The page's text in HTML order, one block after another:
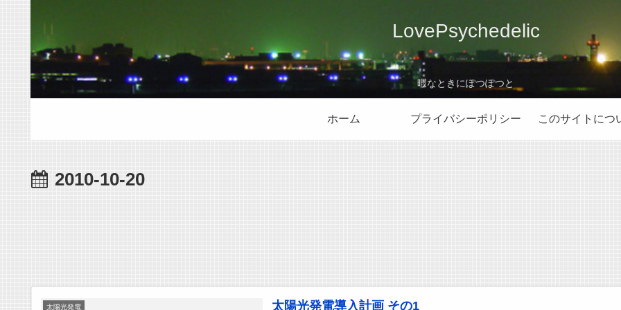
LovePsychedelic
暇なときにぽつぽつと
ホーム プライバシーポリシー このサイトにつ
2010-10-20
太陽光発電 太陽光発電導入計画 その1